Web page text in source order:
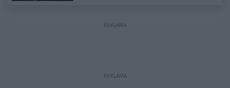
REKLAMA
REKLAMA